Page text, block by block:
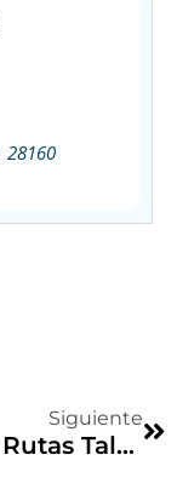
28160
Siguiente
Red de Rutas Talamanca de Jarama: R2